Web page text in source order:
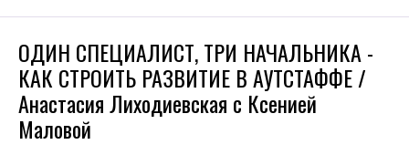
ОДИН СПЕЦИАЛИСТ, ТРИ НАЧАЛЬНИКА -
КАК СТРОИТЬ РАЗВИТИЕ В АУТСТАФФЕ /
Анастасия Лиходиевская с Ксенией
Маловой